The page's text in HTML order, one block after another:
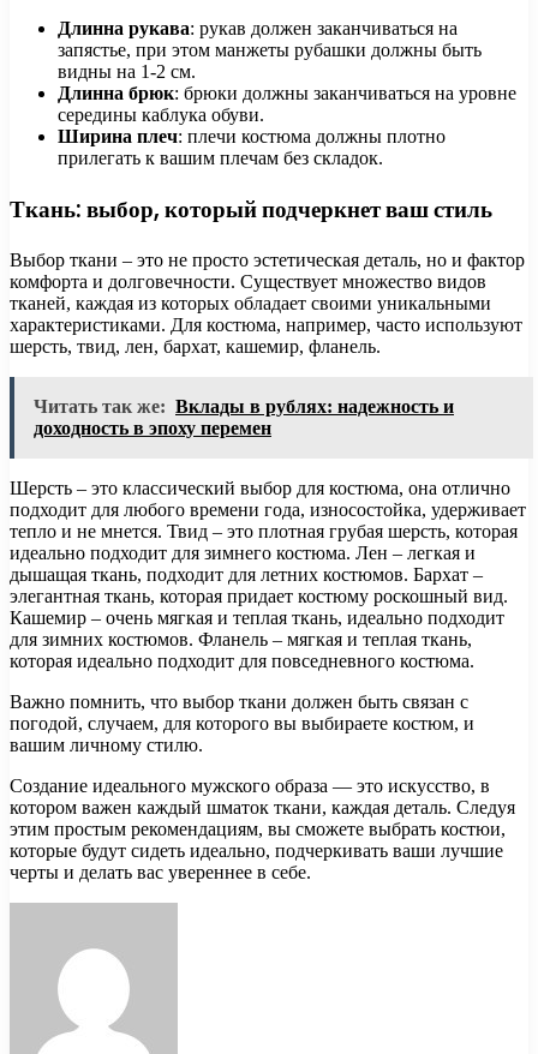
Длинна рукава: рукав должен заканчиваться на
запястье, при этом манжеты рубашки должны быть
видны на 1-2 см.
Длинна брюк: брюки должны заканчиваться на уровне
середины каблука обуви.
Ширина плеч: плечи костюма должны плотно
прилегать к вашим плечам без складок.
Ткань: выбор, который подчеркнет ваш стиль
Выбор ткани – это не просто эстетическая деталь, но и фактор
комфорта и долговечности. Существует множество видов
тканей, каждая из которых обладает своими уникальными
характеристиками. Для костюма, например, часто используют
шерсть, твид, лен, бархат, кашемир, фланель.
Читать так же: Вклады в рублях: надежность и
доходность в эпоху перемен
Шерсть – это классический выбор для костюма, она отлично
подходит для любого времени года, износостойка, удерживает
тепло и не мнется. Твид – это плотная грубая шерсть, которая
идеально подходит для зимнего костюма. Лен – легкая и
дышащая ткань, подходит для летних костюмов. Бархат –
элегантная ткань, которая придает костюму роскошный вид.
Кашемир – очень мягкая и теплая ткань, идеально подходит
для зимних костюмов. Фланель – мягкая и теплая ткань,
которая идеально подходит для повседневного костюма.
Важно помнить, что выбор ткани должен быть связан с
погодой, случаем, для которого вы выбираете костюм, и
вашим личному стилю.
Создание идеального мужского образа — это искусство, в
котором важен каждый шматок ткани, каждая деталь. Следуя
этим простым рекомендациям, вы сможете выбрать костюи,
которые будут сидеть идеально, подчеркивать ваши лучшие
черты и делать вас увереннее в себе.